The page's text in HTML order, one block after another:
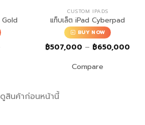
CUSTOM IPADS
แท็บเล็ต iPad Cyberpad
BUY NOW
฿507,000 – ฿650,000
Compare
สินค้าก่อนหน้านี้